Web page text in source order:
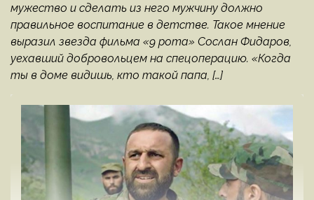
мужество и сделать из него мужчину должно
правильное воспитание в детстве. Такое мнение
выразил звезда фильма «9 рота» Сослан Фидаров,
уехавший добровольцем на спецоперацию. «Когда
ты в доме видишь, кто такой папа, […]